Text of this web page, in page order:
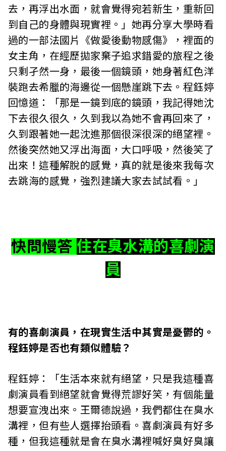
去，再浮出水面，就會覺得宛若新生，重新回
到自己的身體與現實裡。」她再分享大學時看
過的一部法國片《做愛後動物感傷》，裡面的
女主角，在經歷拋家棄子追求錯愛的旅程之後
只剩孑然一身，最後一個鏡頭，她身著紅色洋
裝跑去希臘的海邊從一個懸崖跳下去。程鈺婷
回憶道：「那是一鏡到底的鏡頭，我記得她沈
下去很久很久，久到我以為她不會再回來了，
久到跟著她一起沈進那個很深很深的絕望裡。
然後突然她又浮出海面，大口呼吸，然後笑了
出來！這種解脫的感覺，真的就是後來我每次
去跳海的感覺，強烈建議大家去試試看。」
快問慢答住在臭水溝的喜劇演
員
有的喜劇演員，在現實生活中其實是憂鬱的。
程鈺婷是否也有類似體驗？
程鈺婷：「生活本來就有絕望，只是我這種喜
劇演員看到絕望就會覺得荒謬好笑，有個能量
想要宣洩出來。王爾德說過，我們都住在臭水
溝裡，但有些人選擇抬頭看。喜劇演員有好多
種，但我這種就是會在臭水溝裡喊好臭好臭讓